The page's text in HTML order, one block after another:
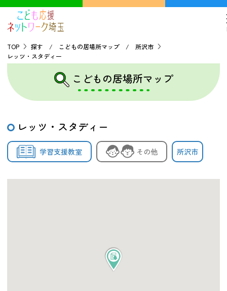
TOP
こどもの貧困について
探す
こどもの居場所マップ
TOP
探す / こどもの居場所マップ / 所沢市
レッツ・スタディー
こどもの居場所マップ
レッツ・スタディー
学習支援教室 その他 所沢市